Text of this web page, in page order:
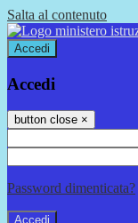
Salta al contenuto
Accedi
Accedi
button close ×
Password dimenticata?